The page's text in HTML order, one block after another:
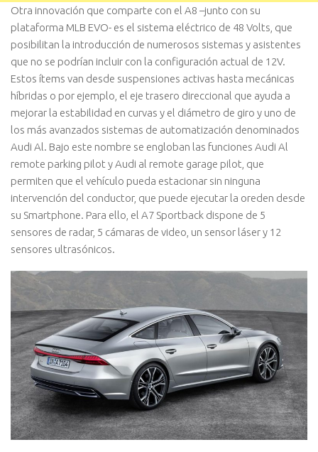
Otra innovación que comparte con el A8 –junto con su
plataforma MLB EVO- es el sistema eléctrico de 48 Volts, que
posibilitan la introducción de numerosos sistemas y asistentes
que no se podrían incluir con la configuración actual de 12V.
Estos ítems van desde suspensiones activas hasta mecánicas
híbridas o por ejemplo, el eje trasero direccional que ayuda a
mejorar la estabilidad en curvas y el diámetro de giro y uno de
los más avanzados sistemas de automatización denominados
Audi Al. Bajo este nombre se engloban las funciones Audi Al
remote parking pilot y Audi al remote garage pilot, que
permiten que el vehículo pueda estacionar sin ninguna
intervención del conductor, que puede ejecutar la oreden desde
su Smartphone. Para ello, el A7 Sportback dispone de 5
sensores de radar, 5 cámaras de video, un sensor láser y 12
sensores ultrasónicos.